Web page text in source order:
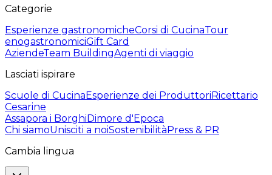
Categorie
Esperienze gastronomicheCorsi di CucinaTour
enogastronomiciGift Card
AziendeTeam BuildingAgenti di viaggio
Lasciati ispirare
Scuole di CucinaEsperienze dei ProduttoriRicettario
Cesarine
Assapora i BorghiDimore d'Epoca
Chi siamoUnisciti a noiSostenibilitàPress & PR
Cambia lingua